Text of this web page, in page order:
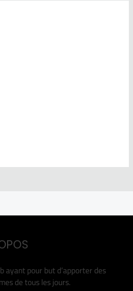
ayant pour but d’apporter des
de tous les jours.